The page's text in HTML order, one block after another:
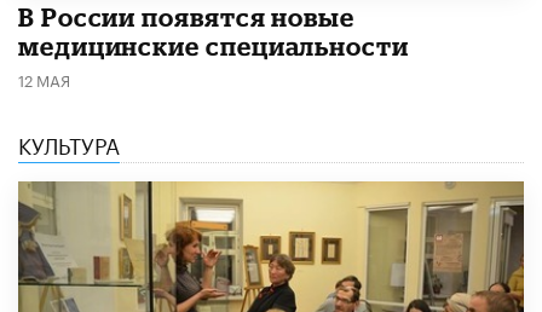
В России появятся новые
медицинские специальности
12 МАЯ
КУЛЬТУРА